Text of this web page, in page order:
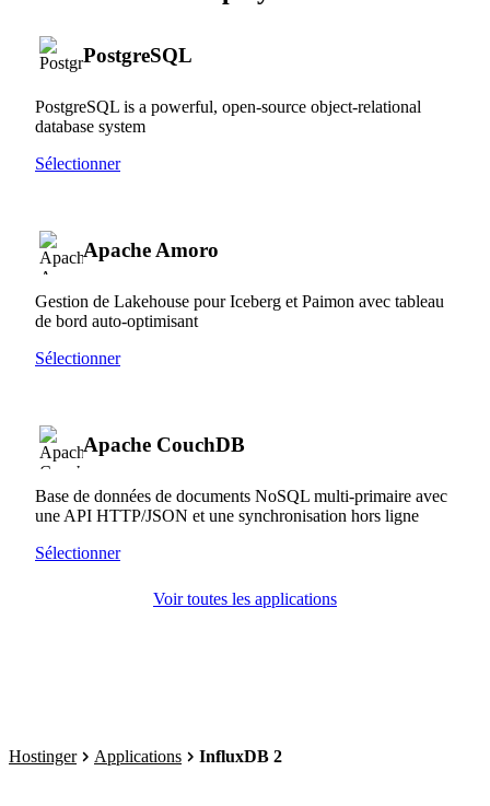
PostgreSQL
PostgreSQL is a powerful, open-source object-relational
database system
Sélectionner
Apache Amoro
Gestion de Lakehouse pour Iceberg et Paimon avec tableau
de bord auto-optimisant
Sélectionner
Apache CouchDB
Base de données de documents NoSQL multi-primaire avec
une API HTTP/JSON et une synchronisation hors ligne
Sélectionner
Voir toutes les applications
Hostinger Applications InfluxDB 2